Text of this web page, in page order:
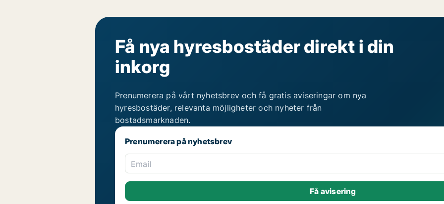
Få nya hyresbostäder direkt i din
inkorg
Prenumerera på vårt nyhetsbrev och få gratis aviseringar om nya
hyresbostäder, relevanta möjligheter och nyheter från
bostadsmarknaden.
Prenumerera på nyhetsbrev
Email